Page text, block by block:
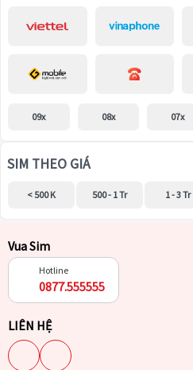
09x 08x 07x
SIM THEO GIÁ
< 500 K 500 - 1 Tr 1 - 3 Tr
Vua Sim
Hotline
0877.555555
LIÊN HỆ